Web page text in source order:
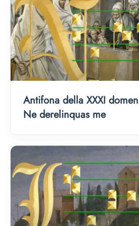
Antifona della XXXI
Ne derelinquas me